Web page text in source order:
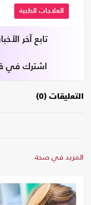
العلاجات الطبية
تابع آخر
اشترك في
التعليقات (0)
المزيد في صحة